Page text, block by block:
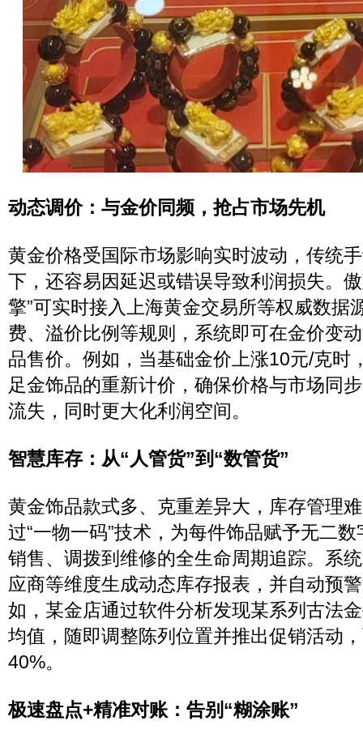
动态调价：与金价同频，抢占市场先机
黄金价格受国际市场影响实时波动，传统
下，还容易因延迟或错误导致利润损失。
擎”可实时接入上海黄金交易所等权威数据
费、溢价比例等规则，系统即可在金价变
品售价。例如，当基础金价上涨10元/克时
足金饰品的重新计价，确保价格与市场同
流失，同时更大化利润空间。
智慧库存：从“人管货”到“数管货”
黄金饰品款式多、克重差异大，库存管理
过“一物一码”技术，为每件饰品赋予无二
销售、调拨到维修的全生命周期追踪。系
应商等维度生成动态库存报表，并自动预
如，某金店通过软件分析发现某系列古法
均值，随即调整陈列位置并推出促销活动
40%。
极速盘点+精准对账：告别“糊涂账”